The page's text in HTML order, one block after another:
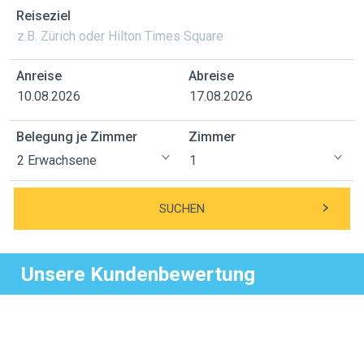
Reiseziel
Anreise Abreise
Belegung je Zimmer Zimmer
SUCHEN
Unsere Kundenbewertung